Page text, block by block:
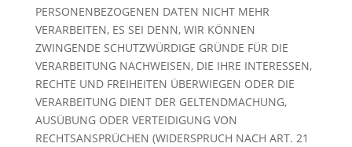
PERSONENBEZOGENEN DATEN NICHT MEHR
VERARBEITEN, ES SEI DENN, WIR KÖNNEN
ZWINGENDE SCHUTZWÜRDIGE GRÜNDE FÜR DIE
VERARBEITUNG NACHWEISEN, DIE IHRE INTERESSEN,
RECHTE UND FREIHEITEN ÜBERWIEGEN ODER DIE
VERARBEITUNG DIENT DER GELTENDMACHUNG,
AUSÜBUNG ODER VERTEIDIGUNG VON
RECHTSANSPRÜCHEN (WIDERSPRUCH NACH ART. 21